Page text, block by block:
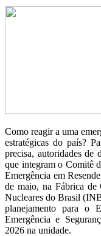
Como reagir a uma
estratégicas do país?
precisa, autoridades de
que integram o Comitê
Emergência em
de maio, na Fábrica
Nucleares do Brasil
planejamento para o
Emergência e
2026 na unidade.